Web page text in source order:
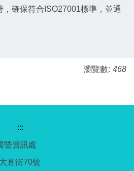
確保符合ISO27001標準，並通
瀏覽數: 468
:::
暨資訊處
直街70號